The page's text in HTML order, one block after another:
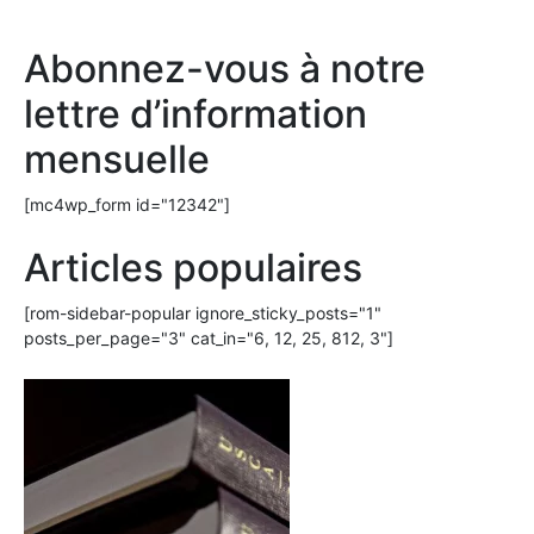
Abonnez-vous à notre
lettre d’information
mensuelle
[mc4wp_form id="12342"]
Articles populaires
[rom-sidebar-popular ignore_sticky_posts="1"
posts_per_page="3" cat_in="6, 12, 25, 812, 3"]